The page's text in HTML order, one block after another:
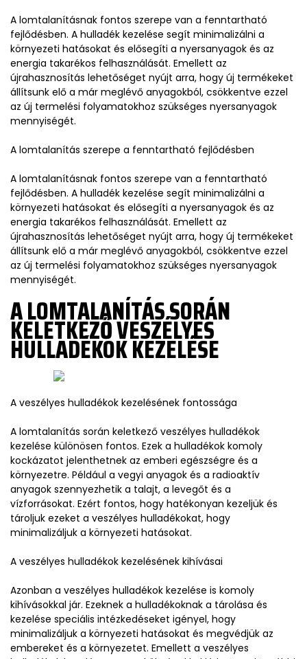
A lomtalanításnak fontos szerepe van a fenntartható
fejlődésben. A hulladék kezelése segít minimalizálni a
környezeti hatásokat és elősegíti a nyersanyagok és az
energia takarékos felhasználását. Emellett az
újrahasznosítás lehetőséget nyújt arra, hogy új termékeket
állítsunk elő a már meglévő anyagokból, csökkentve ezzel
az új termelési folyamatokhoz szükséges nyersanyagok
mennyiségét.
A lomtalanítás szerepe a fenntartható fejlődésben
A lomtalanításnak fontos szerepe van a fenntartható
fejlődésben. A hulladék kezelése segít minimalizálni a
környezeti hatásokat és elősegíti a nyersanyagok és az
energia takarékos felhasználását. Emellett az
újrahasznosítás lehetőséget nyújt arra, hogy új termékeket
állítsunk elő a már meglévő anyagokból, csökkentve ezzel
az új termelési folyamatokhoz szükséges nyersanyagok
mennyiségét.
A LOMTALANÍTÁS SORÁN
KELETKEZŐ VESZÉLYES
HULLADÉKOK KEZELÉSE
A veszélyes hulladékok kezelésének fontossága
A lomtalanítás során keletkező veszélyes hulladékok
kezelése különösen fontos. Ezek a hulladékok komoly
kockázatot jelenthetnek az emberi egészségre és a
környezetre. Például a vegyi anyagok és a radioaktív
anyagok szennyezhetik a talajt, a levegőt és a
vízforrásokat. Ezért fontos, hogy hatékonyan kezeljük és
tároljuk ezeket a veszélyes hulladékokat, hogy
minimalizáljuk a környezeti hatásokat.
A veszélyes hulladékok kezelésének kihívásai
Azonban a veszélyes hulladékok kezelése is komoly
kihívásokkal jár. Ezeknek a hulladékoknak a tárolása és
kezelése speciális intézkedéseket igényel, hogy
minimalizáljuk a környezeti hatásokat és megvédjük az
embereket és a környezetet. Emellett a veszélyes